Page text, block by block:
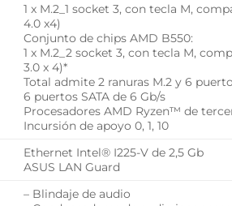
1 x M.2_1 socket 3, con tecla M,
4.0 x4)
Conjunto de chips AMD B550:
1 x M.2_2 socket 3, con tecla M,
3.0 x 4)*
Total admite 2 ranuras M.2 y 6
6 puertos SATA de 6 Gb/s
Procesadores AMD Ryzen™ de
Incursión de apoyo 0, 1, 10
Ethernet Intel® I225-V de 2,5 Gb
ASUS LAN Guard
– Blindaje de audio